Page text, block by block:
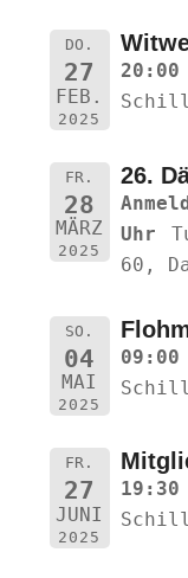
DO.
27
FEB.
2025
20:00
FR.
28
MÄRZ
2025
26.
Uhr
60,
SO.
04
MAI
2025
09:00
FR.
27
JUNI
2025
19:30